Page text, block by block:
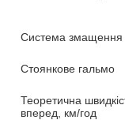
Система змащення
Стоянкове гальмо
Теоретична
вперед, км/год